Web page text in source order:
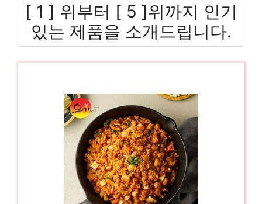
[ 1 ] 위부터 [ 5 ]위까지 인기
있는 제품을 소개드립니다.